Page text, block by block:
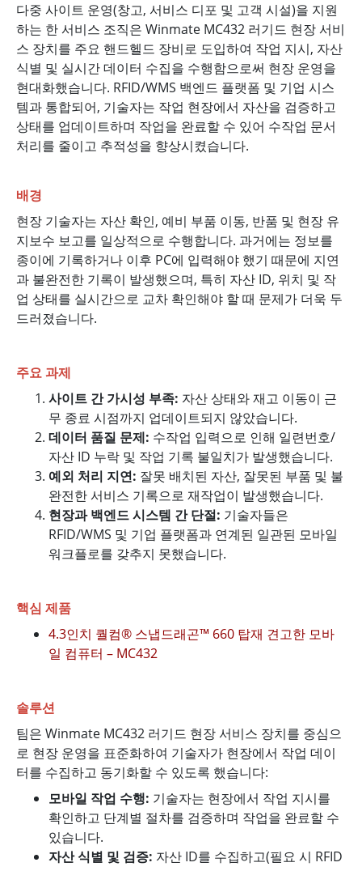
다중 사이트 운영(창고, 서비스 디포 및 고객 시설)을 지원
하는 한 서비스 조직은 Winmate MC432 러기드 현장 서비
스 장치를 주요 핸드헬드 장비로 도입하여 작업 지시, 자산
식별 및 실시간 데이터 수집을 수행함으로써 현장 운영을
현대화했습니다. RFID/WMS 백엔드 플랫폼 및 기업 시스
템과 통합되어, 기술자는 작업 현장에서 자산을 검증하고
상태를 업데이트하며 작업을 완료할 수 있어 수작업 문서
처리를 줄이고 추적성을 향상시켰습니다.
배경
현장 기술자는 자산 확인, 예비 부품 이동, 반품 및 현장 유
지보수 보고를 일상적으로 수행합니다. 과거에는 정보를
종이에 기록하거나 이후 PC에 입력해야 했기 때문에 지연
과 불완전한 기록이 발생했으며, 특히 자산 ID, 위치 및 작
업 상태를 실시간으로 교차 확인해야 할 때 문제가 더욱 두
드러졌습니다.
주요 과제
사이트 간 가시성 부족: 자산 상태와 재고 이동이 근
무 종료 시점까지 업데이트되지 않았습니다.
데이터 품질 문제: 수작업 입력으로 인해 일련번호/
자산 ID 누락 및 작업 기록 불일치가 발생했습니다.
예외 처리 지연: 잘못 배치된 자산, 잘못된 부품 및 불
완전한 서비스 기록으로 재작업이 발생했습니다.
현장과 백엔드 시스템 간 단절: 기술자들은
RFID/WMS 및 기업 플랫폼과 연계된 일관된 모바일
워크플로를 갖추지 못했습니다.
핵심 제품
4.3인치 퀄컴® 스냅드래곤™ 660 탑재 견고한 모바
일 컴퓨터 – MC432
솔루션
팀은 Winmate MC432 러기드 현장 서비스 장치를 중심으
로 현장 운영을 표준화하여 기술자가 현장에서 작업 데이
터를 수집하고 동기화할 수 있도록 했습니다:
모바일 작업 수행: 기술자는 현장에서 작업 지시를
확인하고 단계별 절차를 검증하며 작업을 완료할 수
있습니다.
자산 식별 및 검증: 자산 ID를 수집하고(필요 시 RFID